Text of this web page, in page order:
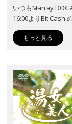
いつもMarray
16:00よりBit Cash
もっと見る